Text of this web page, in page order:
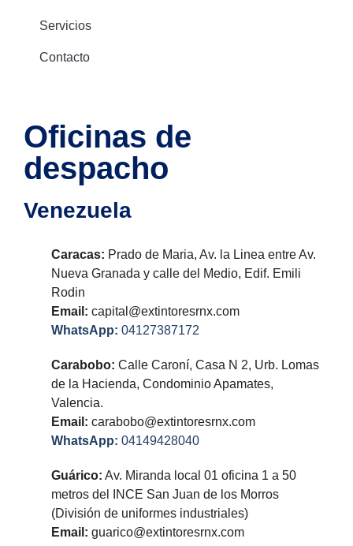
Servicios
Contacto
Oficinas de
despacho
Venezuela
Caracas: Prado de Maria, Av. la Linea entre Av.
Nueva Granada y calle del Medio, Edif. Emili
Rodin
Email: capital@extintoresrnx.com
WhatsApp: 04127387172
Carabobo: Calle Caroní, Casa N 2, Urb. Lomas
de la Hacienda, Condominio Apamates,
Valencia.
Email: carabobo@extintoresrnx.com
WhatsApp: 04149428040
Guárico: Av. Miranda local 01 oficina 1 a 50
metros del INCE San Juan de los Morros
(División de uniformes industriales)
Email: guarico@extintoresrnx.com